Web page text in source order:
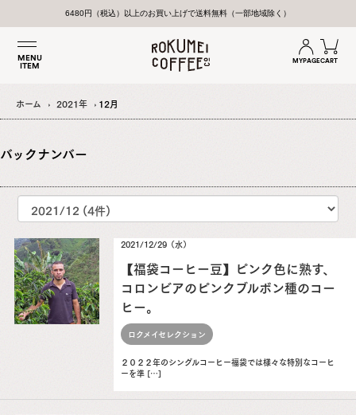
6480円（税込）以上のお買い上げで送料無料（一部地域除く）
MENU
ITEM
MYPAGECART
ホーム 2021年 12月
バックナンバー
2021/12/29（水）
【福袋コーヒー豆】ピンク色に熟す、
コロンビアのピンクブルボン種のコー
ヒー。
ロクメイセレクション
２０２２年のシングルコーヒー福袋では様々な特別なコーヒ
ーを準 […]